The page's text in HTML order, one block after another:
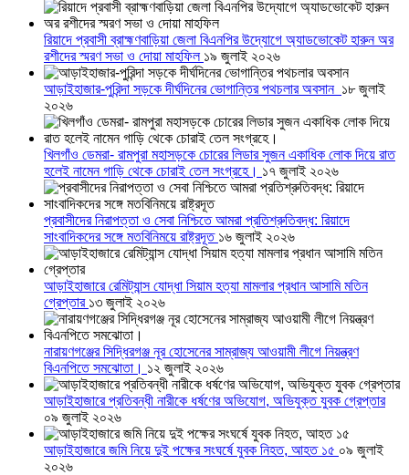
রিয়াদে প্রবাসী ব্রাহ্মণবাড়িয়া জেলা বিএনপির উদ্যোগে অ্যাডভোকেট হারুন অর
রশীদের স্মরণ সভা ও দোয়া মাহফিল ১৯ জুলাই ২০২৬
আড়াইহাজার-পুরিন্দা সড়কে দীর্ঘদিনের ভোগান্তির পথচলার অবসান ১৮ জুলাই
২০২৬
খিলগাঁও ডেমরা- রামপুরা মহাসড়কে চোরের লিডার সুজন একাধিক লোক দিয়ে রাত
হলেই নামেন গাড়ি থেকে চোরাই তেল সংগ্রহে। ১৭ জুলাই ২০২৬
প্রবাসীদের নিরাপত্তা ও সেবা নিশ্চিতে আমরা প্রতিশ্রুতিবদ্ধ: রিয়াদে
সাংবাদিকদের সঙ্গে মতবিনিময়ে রাষ্ট্রদূত ১৬ জুলাই ২০২৬
আড়াইহাজারে রেমিট্যান্স যোদ্ধা সিয়াম হত্যা মামলার প্রধান আসামি মতিন
গ্রেপ্তার ১৩ জুলাই ২০২৬
নারায়ণগঞ্জের সিদ্ধিরগঞ্জ নূর হোসেনের সাম্রাজ্য আওয়ামী লীগে নিয়ন্ত্রণ
বিএনপিতে সমঝোতা। ১২ জুলাই ২০২৬
আড়াইহাজারে প্রতিবন্ধী নারীকে ধর্ষণের অভিযোগ, অভিযুক্ত যুবক গ্রেপ্তার
০৯ জুলাই ২০২৬
আড়াইহাজারে জমি নিয়ে দুই পক্ষের সংঘর্ষে যুবক নিহত, আহত ১৫ ০৯ জুলাই
২০২৬